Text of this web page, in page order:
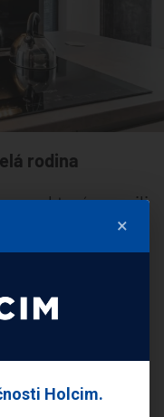
rodina
na který narazili
vrstvou z
většina
není cizí a
vše zvládli
každou otázkou
×
Holcim.